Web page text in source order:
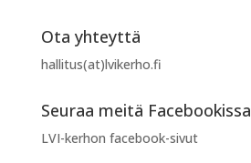
Ota yhteyttä
hallitus(at)lvikerho.fi
Seuraa meitä Facebookissa
LVI-kerhon facebook-sivut